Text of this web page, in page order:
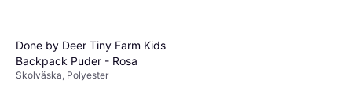
Done by Deer Tiny Farm Kids
Backpack Puder - Rosa
Skolväska, Polyester